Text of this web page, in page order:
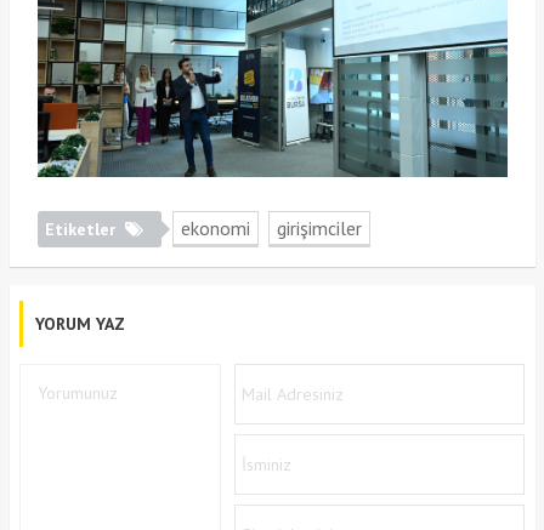
Etiketler ekonomi girişimciler
YORUM YAZ